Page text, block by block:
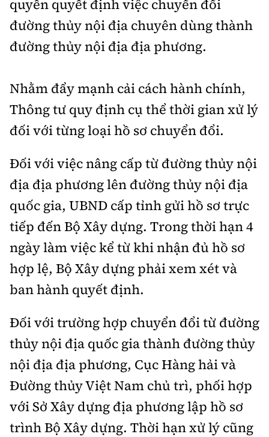
quyền quyết định việc chuyển đổi
đường thủy nội địa chuyên dùng thành
đường thủy nội địa địa phương.
Nhằm đẩy mạnh cải cách hành chính,
Thông tư quy định cụ thể thời gian xử lý
đối với từng loại hồ sơ chuyển đổi.
Đối với việc nâng cấp từ đường thủy nội
địa địa phương lên đường thủy nội địa
quốc gia, UBND cấp tỉnh gửi hồ sơ trực
tiếp đến Bộ Xây dựng. Trong thời hạn 4
ngày làm việc kể từ khi nhận đủ hồ sơ
hợp lệ, Bộ Xây dựng phải xem xét và
ban hành quyết định.
Đối với trường hợp chuyển đổi từ đường
thủy nội địa quốc gia thành đường thủy
nội địa địa phương, Cục Hàng hải và
Đường thủy Việt Nam chủ trì, phối hợp
với Sở Xây dựng địa phương lập hồ sơ
trình Bộ Xây dựng. Thời hạn xử lý cũng